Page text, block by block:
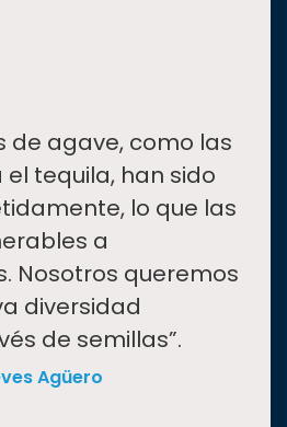
de agave, como las
tequila, han sido
lo que las
a
Nosotros queremos
diversidad
de semillas”.
Agüero